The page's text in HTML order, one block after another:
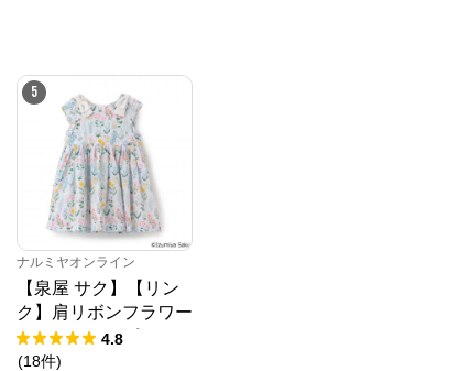
5
ナルミヤオンライン
【泉屋 サク】【リン
ク】肩リボンフラワー
キャットワンピース
4.8
(18件)